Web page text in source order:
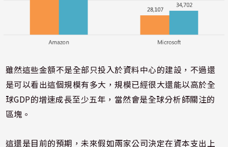
雖然這些金額不是全部只投入於資料中心的建設，不過還
是可以看出這個規模有多大，規模已經很大還能以高於全
球GDP的增速成長至少五年，當然會是全球分析師關注的
區塊。
這還是目前的預期，未來假如兩家公司決定在資本支出上